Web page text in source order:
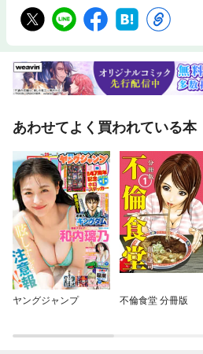
あわせてよく買われている本
ヤングジャンプ 不倫食堂 分冊版